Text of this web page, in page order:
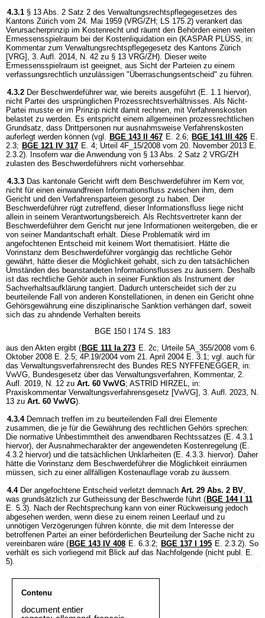
4.3.1 § 13 Abs. 2 Satz 2 des Verwaltungsrechtspflegegesetzes des
Kantons Zürich vom 24. Mai 1959 (VRG/ZH; LS 175.2) verankert das
Verursacherprinzip im Kostenrecht und räumt den Behörden einen weiten
Ermessensspielraum bei der Kostenliquidation ein (KASPAR PLÜSS, in:
Kommentar zum Verwaltungsrechtspflegegesetz des Kantons Zürich
[VRG], 3. Aufl. 2014, N. 42 zu § 13 VRG/ZH). Dieser weite
Ermessensspielraum ist geeignet, aus Sicht der Parteien zu einem
verfassungsrechtlich unzulässigen "Überraschungsentscheid" zu führen.
4.3.2 Der Beschwerdeführer war, wie bereits ausgeführt (E. 1.1 hiervor),
nicht Partei des ursprünglichen Prozessrechtsverhältnisses. Als Nicht-
Partei musste er im Prinzip nicht damit rechnen, mit Verfahrenskosten
belastet zu werden. Es entspricht einem allgemeinen prozessrechtlichen
Grundsatz, dass Drittpersonen nur ausnahmsweise Verfahrenskosten
auferlegt werden können (vgl. BGE 143 II 467 E. 2.6; BGE 141 III 426 E.
2.3; BGE 121 IV 317 E. 4; Urteil 4F_15/2008 vom 20. November 2013 E.
2.3.2). Insofern war die Anwendung von § 13 Abs. 2 Satz 2 VRG/ZH
zulasten des Beschwerdeführers nicht vorhersehbar.
4.3.3 Das kantonale Gericht wirft dem Beschwerdeführer im Kern vor,
nicht für einen einwandfreien Informationsfluss zwischen ihm, dem
Gericht und den Verfahrensparteien gesorgt zu haben. Der
Beschwerdeführer rügt zutreffend, dieser Informationsfluss liege nicht
allein in seinem Verantwortungsbereich. Als Rechtsvertreter kann der
Beschwerdeführer dem Gericht nur jene Informationen weitergeben, die er
von seiner Mandantschaft erhält. Diese Problematik wird im
angefochtenen Entscheid mit keinem Wort thematisiert. Hätte die
Vorinstanz dem Beschwerdeführer vorgängig das rechtliche Gehör
gewährt, hätte dieser die Möglichkeit gehabt, sich zu den tatsächlichen
Umständen des beanstandeten Informationsflusses zu äussern. Deshalb
ist das rechtliche Gehör auch in seiner Funktion als Instrument der
Sachverhaltsaufklärung tangiert. Dadurch unterscheidet sich der zu
beurteilende Fall von anderen Konstellationen, in denen ein Gericht ohne
Gehörsgewährung eine disziplinarische Sanktion verhängen darf, soweit
sich das zu ahndende Verhalten bereits
BGE 150 I 174 S. 183
aus den Akten ergibt ( BGE 111 Ia 273 E. 2c; Urteile 5A_355/2008 vom 6.
Oktober 2008 E. 2.5; 4P.19/2004 vom 21. April 2004 E. 3.1; vgl. auch für
das Verwaltungsverfahrensrecht des Bundes RES NYFFENEGGER, in:
VwVG, Bundesgesetz über das Verwaltungsverfahren, Kommentar, 2.
Aufl. 2019, N. 12 zu Art. 60 VwVG; ASTRID HIRZEL, in:
Praxiskommentar Verwaltungsverfahrensgesetz [VwVG], 3. Aufl. 2023, N.
13 zu Art. 60 VwVG).
4.3.4 Demnach treffen im zu beurteilenden Fall drei Elemente
zusammen, die je für die Gewährung des rechtlichen Gehörs sprechen:
Die normative Unbestimmtheit des anwendbaren Rechtssatzes (E. 4.3.1
hiervor), der Ausnahmecharakter der angewendeten Kostenregelung (E.
4.3.2 hiervor) und die tatsächlichen Unklarheiten (E. 4.3.3. hiervor). Daher
hätte die Vorinstanz dem Beschwerdeführer die Möglichkeit einräumen
müssen, sich zu einer allfälligen Kostenauflage vorab zu äussern.
4.4 Der angefochtene Entscheid verletzt demnach Art. 29 Abs. 2 BV,
was grundsätzlich zur Gutheissung der Beschwerde führt ( BGE 144 I 11
E. 5.3). Nach der Rechtsprechung kann von einer Rückweisung jedoch
abgesehen werden, wenn diese zu einem reinen Leerlauf und zu
unnötigen Verzögerungen führen könnte, die mit dem Interesse der
betroffenen Partei an einer beförderlichen Beurteilung der Sache nicht zu
vereinbaren wäre ( BGE 143 IV 408 E. 6.3.2; BGE 137 I 195 E. 2.3.2). So
verhält es sich vorliegend mit Blick auf das Nachfolgende (nicht publ. E.
5).
Contenu
document entier